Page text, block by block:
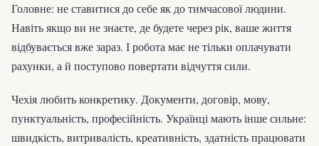
Головне: не ставитися до себе як до тимчасової людини.
Навіть якщо ви не знаєте, де будете через рік, ваше життя
відбувається вже зараз. І робота має не тільки оплачувати
рахунки, а й поступово повертати відчуття сили.
Чехія любить конкретику. Документи, договір, мову,
пунктуальність, професійність. Українці мають інше сильне:
швидкість, витривалість, креативність, здатність працювати